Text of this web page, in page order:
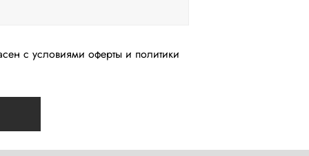
с условиями оферты и политики